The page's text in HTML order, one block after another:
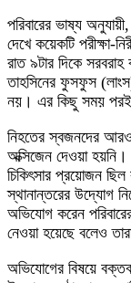
পরিবারের ভাষ্য
দেখে কয়েকটি পরীক্ষা-
রাত ৯টার দিকে সরবরাহ
তাহসিনের ফুসফুস
নয়। এর কিছু সময় পরই
নিহতের স্বজনদের আরও
অক্সিজেন দেওয়া
চিকিৎসার প্রয়োজন
স্থানান্তরের উদ্যোগ
অভিযোগ করেন
নেওয়া হয়েছে বলেও
অভিযোগের বিষয়ে